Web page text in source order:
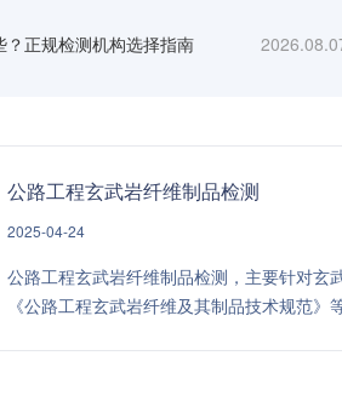
正规检测机构选择指南
公路工程玄武岩纤维制品检测
2025-04-24
公路工程玄武岩纤维制品检测，主要针对玄
《公路工程玄武岩纤维及其制品技术规范